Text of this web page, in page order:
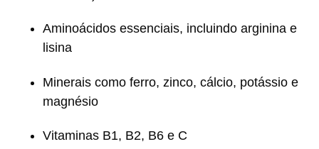
Aminoácidos essenciais, incluindo arginina e
lisina
Minerais como ferro, zinco, cálcio, potássio e
magnésio
Vitaminas B1, B2, B6 e C